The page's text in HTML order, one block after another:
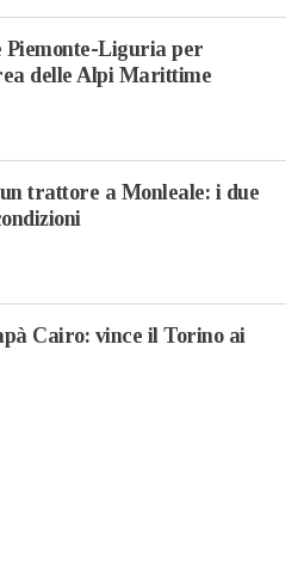
Piemonte-Liguria per
delle Alpi Marittime
trattore a Monleale: i due
Cairo: vince il Torino ai